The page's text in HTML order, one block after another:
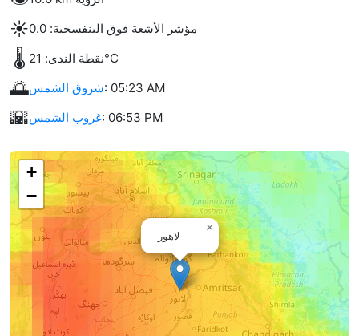
☀️ مؤشر الأشعة فوق البنفسجية: 0.0
🌡️ نقطة الندى: 21°C
🌅شروق الشمس: 05:23 AM
🌇غروب الشمس: 06:53 PM
لاهور
×
+
−